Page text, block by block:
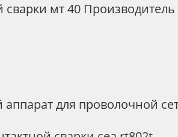
мт 40 Производитель
для проволочной